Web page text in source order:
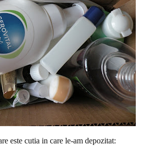
este cutia in care le-am depozitat: